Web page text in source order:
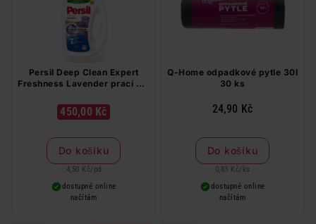
Persil Deep Clean Expert
Freshness Lavender prací gel
450,00 Kč
Do košíku
4,50 Kč/ pd
dostupné online
načítám
Q-Home odpadkové pytle 30l
30 ks
24,90 Kč
Do košíku
0,83 Kč/ ks
dostupné online
načítám